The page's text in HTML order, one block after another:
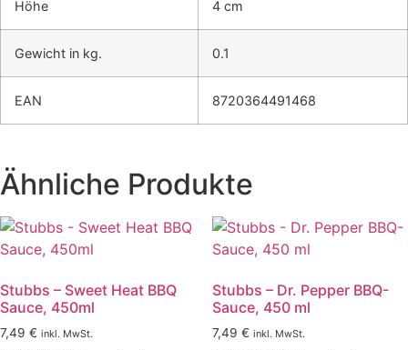
Höhe 4 cm
Gewicht in kg. 0.1
EAN 8720364491468
Ähnliche Produkte
Stubbs – Sweet Heat BBQ
Sauce, 450ml
7,49 € inkl. MwSt.
Stubbs – Dr. Pepper BBQ-
Sauce, 450 ml
7,49 € inkl. MwSt.